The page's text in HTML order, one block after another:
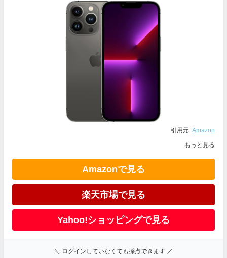
引用元: Amazon
もっと見る
Amazonで見る
楽天市場で見る
Yahoo!ショッピングで見る
＼ ログインしていなくても採点できます ／